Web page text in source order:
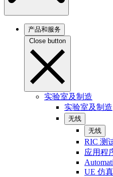
产品和服务
Close button
实验室及制造
实验室及制造
无线
无线
RIC 测
应用程
UE 仿真